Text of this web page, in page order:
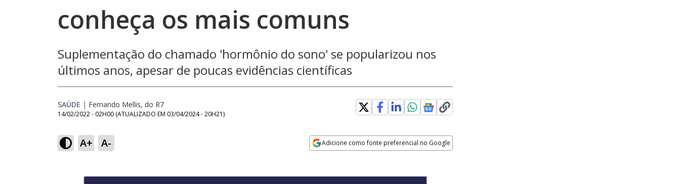
conheça os mais comuns
Suplementação do chamado 'hormônio do sono' se popularizou nos
últimos anos, apesar de poucas evidências científicas
SAÚDE | Fernando Mellis, do R7
14/02/2022 - 02H00 (ATUALIZADO EM 03/04/2024 - 20H21)
A+ A- Adicione como fonte preferencial no Google